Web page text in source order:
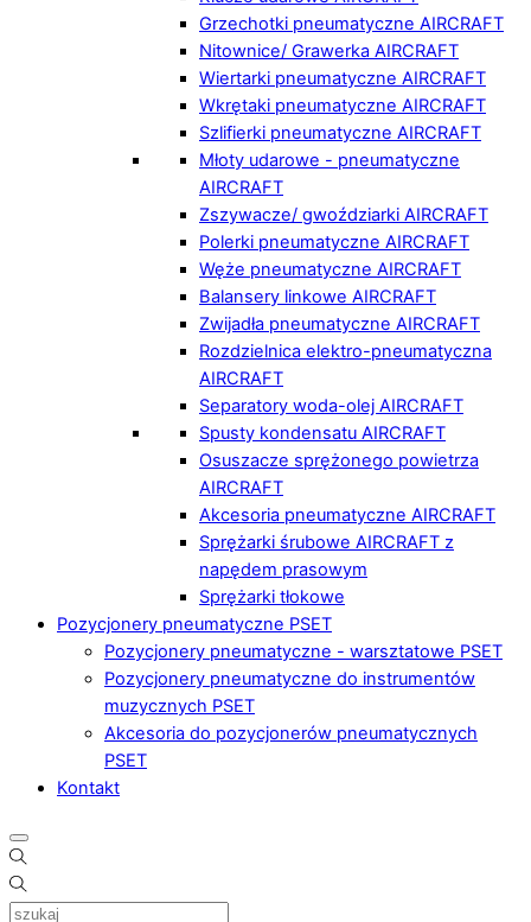
Grzechotki pneumatyczne AIRCRAFT
Nitownice/ Grawerka AIRCRAFT
Wiertarki pneumatyczne AIRCRAFT
Wkrętaki pneumatyczne AIRCRAFT
Szlifierki pneumatyczne AIRCRAFT
Młoty udarowe - pneumatyczne
AIRCRAFT
Zszywacze/ gwoździarki AIRCRAFT
Polerki pneumatyczne AIRCRAFT
Węże pneumatyczne AIRCRAFT
Balansery linkowe AIRCRAFT
Zwijadła pneumatyczne AIRCRAFT
Rozdzielnica elektro-pneumatyczna
AIRCRAFT
Separatory woda-olej AIRCRAFT
Spusty kondensatu AIRCRAFT
Osuszacze sprężonego powietrza
AIRCRAFT
Akcesoria pneumatyczne AIRCRAFT
Sprężarki śrubowe AIRCRAFT z
napędem prasowym
Sprężarki tłokowe
Pozycjonery pneumatyczne PSET
Pozycjonery pneumatyczne - warsztatowe PSET
Pozycjonery pneumatyczne do instrumentów
muzycznych PSET
Akcesoria do pozycjonerów pneumatycznych
PSET
Kontakt